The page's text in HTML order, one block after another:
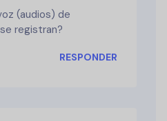
(audios) de
registran?
RESPONDER